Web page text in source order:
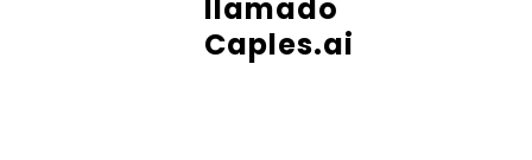
llamado
Caples.ai